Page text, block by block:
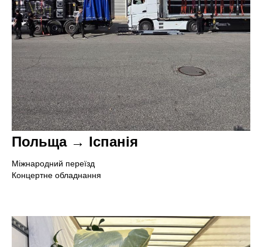
Польща → Іспанія
Міжнародний переїзд
Концертне обладнання